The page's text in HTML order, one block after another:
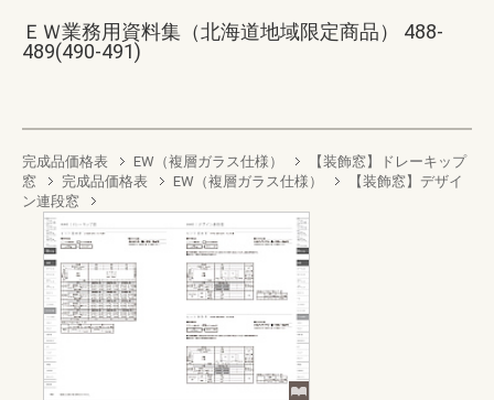
ＥＷ業務用資料集（北海道地域限定商品） 488-
489(490-491)
完成品価格表 EW（複層ガラス仕様）
【装飾窓】ドレーキップ
窓
完成品価格表 EW（複層ガラス仕様）
【装飾窓】デザイ
ン連段窓